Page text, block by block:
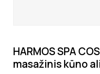
HARMOS SPA
masažinis kūno